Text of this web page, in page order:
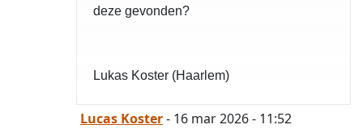
deze gevonden?
Lukas Koster (Haarlem)
Lucas Koster- 16 mar 2026 - 11:52